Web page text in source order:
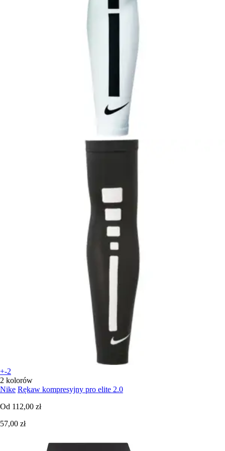
+-2
2 kolorów
Nike Rękaw kompresyjny pro elite 2.0
Od 112,00 zł
57,00 zł